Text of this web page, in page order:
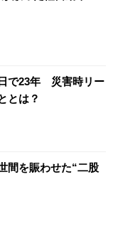
で23年 災害時リー
とは？
間を賑わせた“二股